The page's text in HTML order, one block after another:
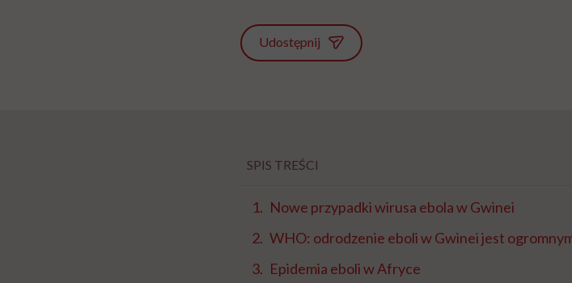
Udostępnij
SPIS TREŚCI
Nowe przypadki wirusa ebola w Gwinei
WHO: odrodzenie eboli w Gwinei jest
Epidemia eboli w Afryce